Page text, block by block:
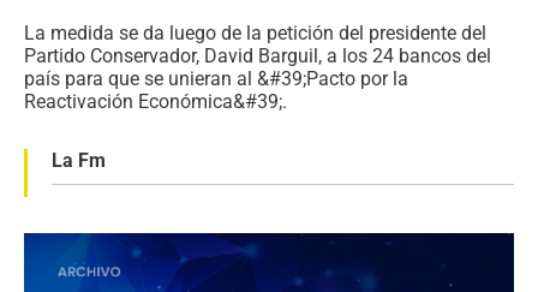
La medida se da luego de la petición del presidente del
Partido Conservador, David Barguil, a los 24 bancos del
país para que se unieran al &#39;Pacto por la
Reactivación Económica&#39;.
La Fm